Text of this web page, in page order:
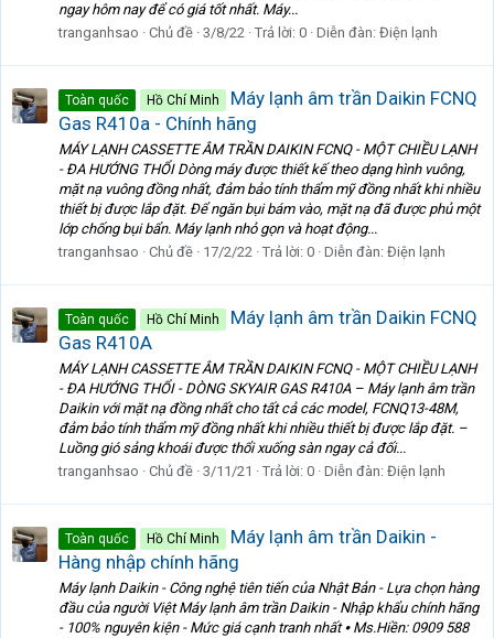
ngay hôm nay để có giá tốt nhất. Máy...
tranganhsao
Chủ đề 3/8/22 Trả lời: 0 Diễn đàn: Điện lạnh
Toàn quốc Hồ Chí Minh
Máy lạnh âm trần Daikin FCNQ
Gas R410a - Chính hãng
MÁY LẠNH CASSETTE ÂM TRẦN DAIKIN FCNQ - MỘT CHIỀU LẠNH
- ĐA HƯỚNG THỔI Dòng máy được thiết kế theo dạng hình vuông,
mặt nạ vuông đồng nhất, đảm bảo tính thẩm mỹ đồng nhất khi nhiều
thiết bị được lắp đặt. Để ngăn bụi bám vào, mặt nạ đã được phủ một
lớp chống bụi bẩn. Máy lạnh nhỏ gọn và hoạt động...
tranganhsao
Chủ đề 17/2/22 Trả lời: 0 Diễn đàn: Điện lạnh
Toàn quốc Hồ Chí Minh
Máy lạnh âm trần Daikin FCNQ
Gas R410A
MÁY LẠNH CASSETTE ÂM TRẦN DAIKIN FCNQ - MỘT CHIỀU LẠNH
- ĐA HƯỚNG THỔI - DÒNG SKYAIR GAS R410A – Máy lạnh âm trần
Daikin với mặt nạ đồng nhất cho tất cả các model, FCNQ13-48M,
đảm bảo tính thẩm mỹ đồng nhất khi nhiều thiết bị được lắp đặt. –
Luồng gió sảng khoái được thổi xuống sàn ngay cả đối...
tranganhsao
Chủ đề 3/11/21 Trả lời: 0 Diễn đàn: Điện lạnh
Toàn quốc Hồ Chí Minh
Máy lạnh âm trần Daikin -
Hàng nhập chính hãng
Máy lạnh Daikin - Công nghệ tiên tiến của Nhật Bản - Lựa chọn hàng
đầu của người Việt Máy lạnh âm trần Daikin - Nhập khẩu chính hãng
- 100% nguyên kiện - Mức giá cạnh tranh nhất ⦁ Ms.Hiền: 0909 588